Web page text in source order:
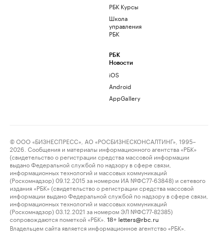
РБК Курсы
Школа
управления
РБК
РБК
Новости
iOS
Android
AppGallery
© ООО «БИЗНЕСПРЕСС», АО «РОСБИЗНЕСКОНСАЛТИНГ», 1995–
2026. Сообщения и материалы информационного агентства «РБК»
(свидетельство о регистрации средства массовой информации
выдано Федеральной службой по надзору в сфере связи,
информационных технологий и массовых коммуникаций
(Роскомнадзор) 09.12.2015 за номером ИА №ФС77-63848) и сетевого
издания «РБК» (свидетельство о регистрации средства массовой
информации выдано Федеральной службой по надзору в сфере связи,
информационных технологий и массовых коммуникаций
(Роскомнадзор) 03.12.2021 за номером ЭЛ №ФС77-82385)
сопровождаются пометкой «РБК».
18+ letters@rbc.ru
Владельцем сайта является информационное агентство «РБК».